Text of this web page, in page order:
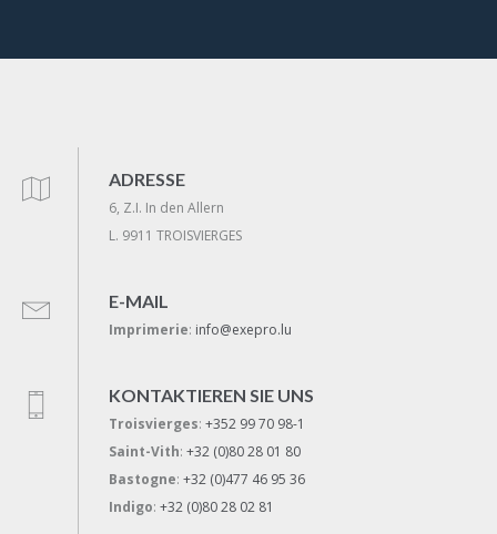
ADRESSE
6, Z.I. In den Allern
L. 9911 TROISVIERGES
E-MAIL
Imprimerie: info@exepro.lu
KONTAKTIEREN SIE UNS
Troisvierges: +352 99 70 98-1
Saint-Vith: +32 (0)80 28 01 80
Bastogne: +32 (0)477 46 95 36
Indigo: +32 (0)80 28 02 81